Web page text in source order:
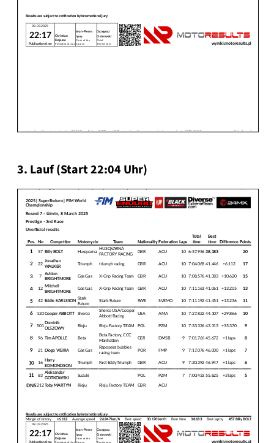
3. Lauf (Start 22:04 Uhr)